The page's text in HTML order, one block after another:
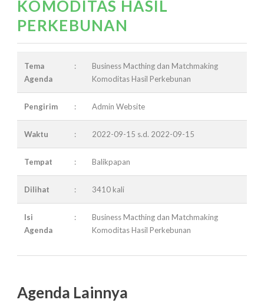
KOMODITAS HASIL
PERKEBUNAN
Tema
Agenda
:
Business Macthing dan Matchmaking
Komoditas Hasil Perkebunan
Pengirim : Admin Website
Waktu : 2022-09-15 s.d. 2022-09-15
Tempat : Balikpapan
Dilihat : 3410 kali
Isi
Agenda
:
Business Macthing dan Matchmaking
Komoditas Hasil Perkebunan
Agenda Lainnya